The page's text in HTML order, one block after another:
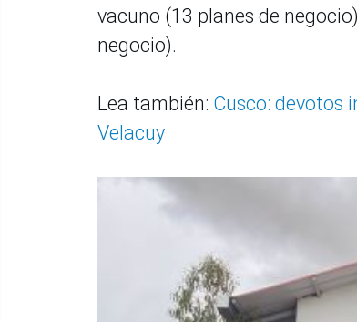
vacuno (13 planes de
negocio).
Lea también: Cusco: devotos
Velacuy